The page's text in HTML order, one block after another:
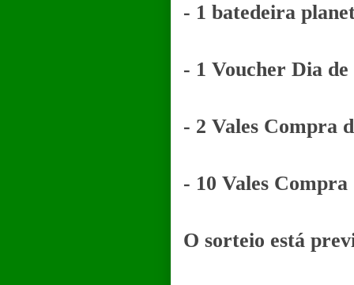
- 1 batedeira
- 1 Voucher Dia
- 2 Vales Compra
- 10 Vales Compra
O sorteio está